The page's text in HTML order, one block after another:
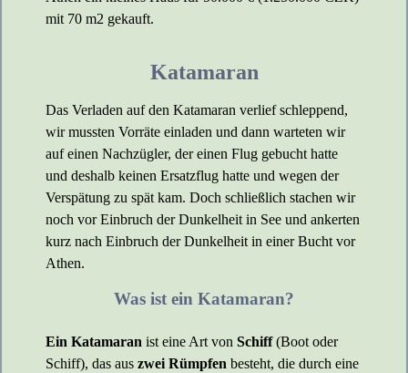
mit 70 m2 gekauft.
Katamaran
Das Verladen auf den Katamaran verlief schleppend,
wir mussten Vorräte einladen und dann warteten wir
auf einen Nachzügler, der einen Flug gebucht hatte
und deshalb keinen Ersatzflug hatte und wegen der
Verspätung zu spät kam. Doch schließlich stachen wir
noch vor Einbruch der Dunkelheit in See und ankerten
kurz nach Einbruch der Dunkelheit in einer Bucht vor
Athen.
Was ist ein Katamaran?
Ein Katamaran ist eine Art von Schiff(Boot oder
Schiff), das aus zwei Rümpfen besteht, die durch eine